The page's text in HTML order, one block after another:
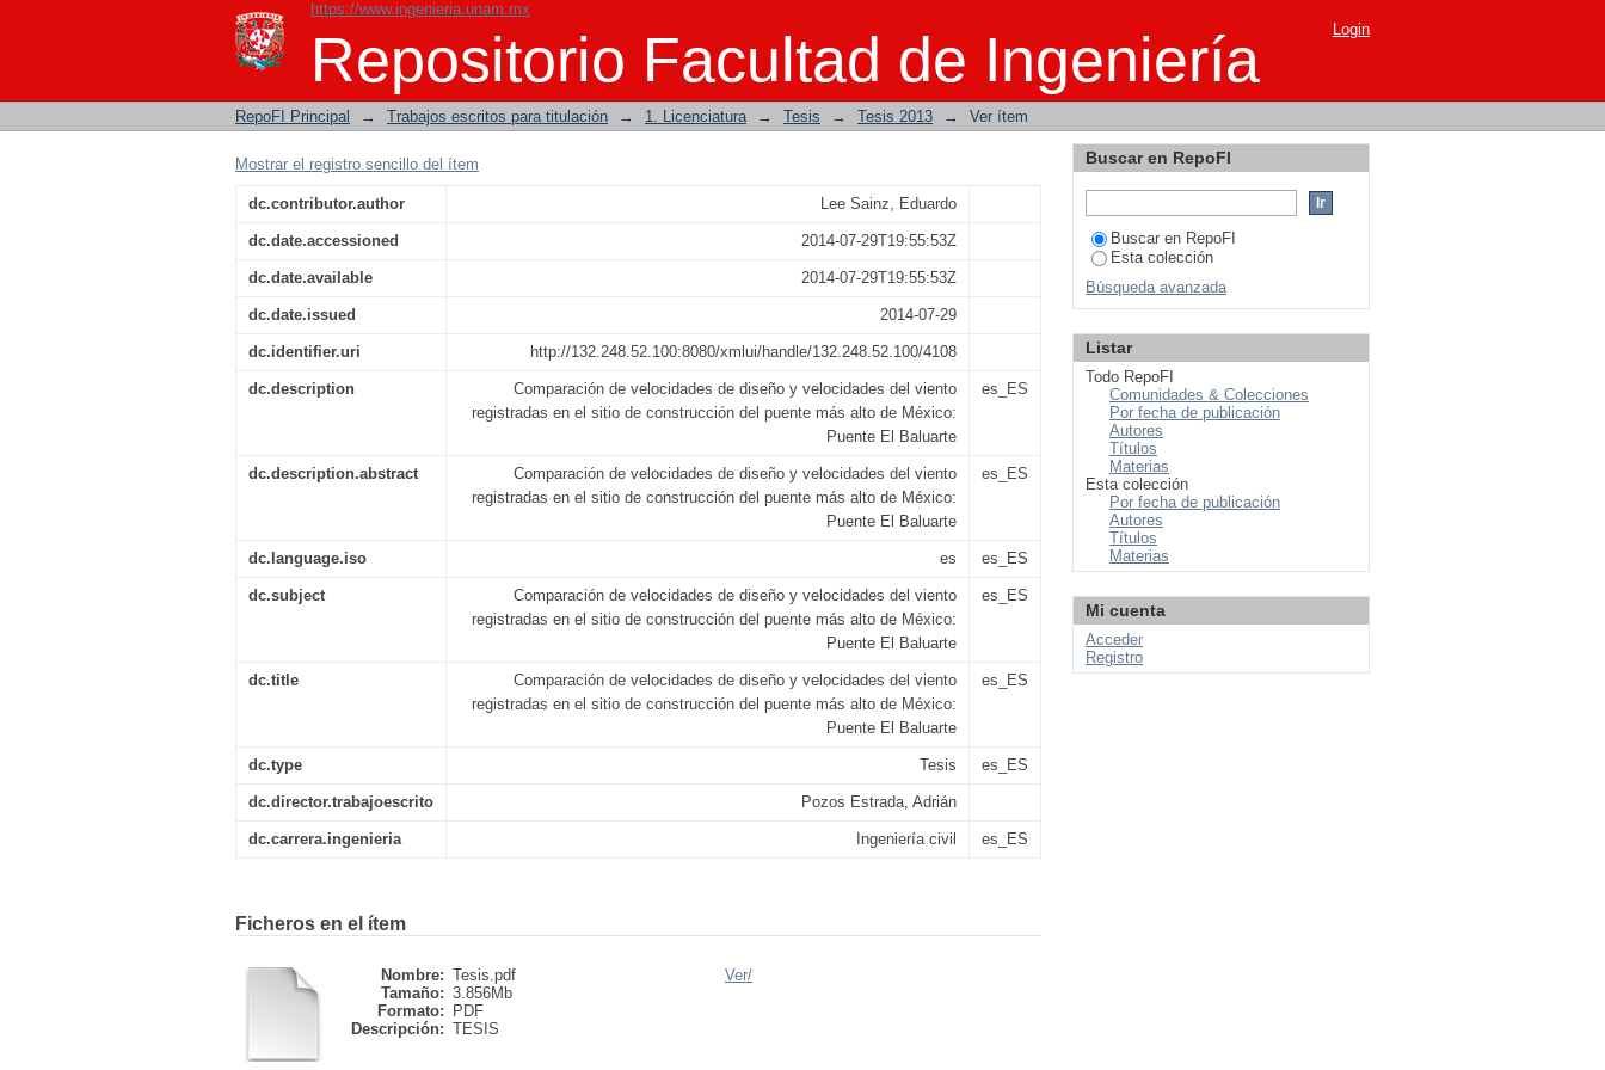
https://www.ingenieria.unam.mx
Repositorio Facultad de Ingeniería
Comparación de velocidades de diseño y velocidades del viento registradas en el
sitio de construcción del puente más alto de México: Puente El Baluarte
Login
RepoFI Principal → Trabajos escritos para titulación → 1. Licenciatura → Tesis → Tesis 2013 → Ver ítem
Mostrar el registro sencillo del ítem
dc.contributor.author Lee Sainz, Eduardo
dc.date.accessioned 2014-07-29T19:55:53Z
dc.date.available 2014-07-29T19:55:53Z
dc.date.issued 2014-07-29
dc.identifier.uri http://132.248.52.100:8080/xmlui/handle/132.248.52.100/4108
dc.description
Comparación de velocidades de diseño y velocidades del viento
registradas en el sitio de construcción del puente más alto de México:
Puente El Baluarte
es_ES
dc.description.abstract
Comparación de velocidades de diseño y velocidades del viento
registradas en el sitio de construcción del puente más alto de México:
Puente El Baluarte
es_ES
dc.language.iso es es_ES
dc.subject
Comparación de velocidades de diseño y velocidades del viento
registradas en el sitio de construcción del puente más alto de México:
Puente El Baluarte
es_ES
dc.title
Comparación de velocidades de diseño y velocidades del viento
registradas en el sitio de construcción del puente más alto de México:
Puente El Baluarte
es_ES
dc.type Tesis es_ES
dc.director.trabajoescrito Pozos Estrada, Adrián
dc.carrera.ingenieria Ingeniería civil es_ES
Ficheros en el ítem
Nombre: Tesis.pdf
Tamaño: 3.856Mb
Formato:
PDF
Descripción: TESIS
Ver/
Buscar en RepoFI
Buscar en RepoFI
Esta colección
Búsqueda avanzada
Listar
Todo RepoFI
Comunidades & Colecciones
Por fecha de publicación
Autores
Títulos
Materias
Esta colección
Por fecha de publicación
Autores
Títulos
Materias
Mi cuenta
Acceder
Registro